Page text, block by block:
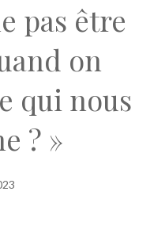
pas être
on
qui nous
? »